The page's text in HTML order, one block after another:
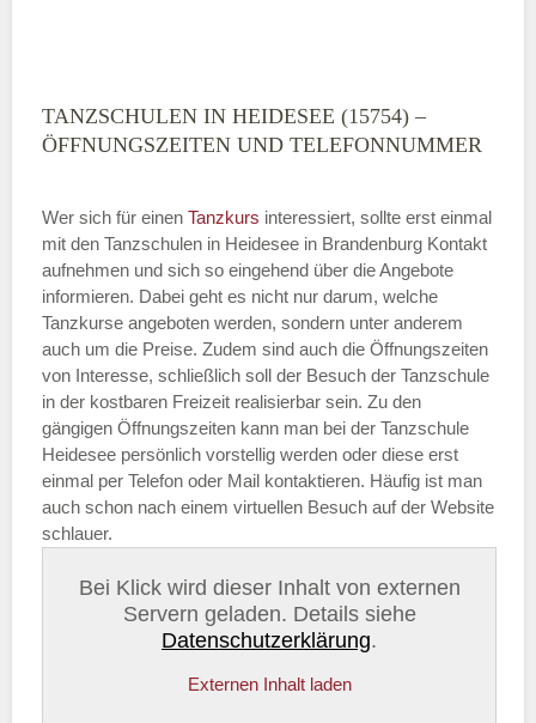
TANZSCHULEN IN HEIDESEE (15754) –
ÖFFNUNGSZEITEN UND TELEFONNUMMER
Wer sich für einen Tanzkurs interessiert, sollte erst einmal
mit den Tanzschulen in Heidesee in Brandenburg Kontakt
aufnehmen und sich so eingehend über die Angebote
informieren. Dabei geht es nicht nur darum, welche
Tanzkurse angeboten werden, sondern unter anderem
auch um die Preise. Zudem sind auch die Öffnungszeiten
von Interesse, schließlich soll der Besuch der Tanzschule
in der kostbaren Freizeit realisierbar sein. Zu den
gängigen Öffnungszeiten kann man bei der Tanzschule
Heidesee persönlich vorstellig werden oder diese erst
einmal per Telefon oder Mail kontaktieren. Häufig ist man
auch schon nach einem virtuellen Besuch auf der Website
schlauer.
Bei Klick wird dieser Inhalt von externen
Servern geladen. Details siehe
Datenschutzerklärung.
Externen Inhalt laden